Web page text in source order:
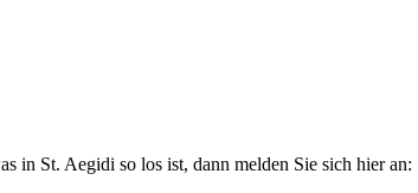
in St. Aegidi so los ist, dann melden Sie sich hier an: